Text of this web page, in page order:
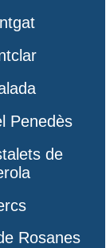
Penedès
de
Rosanes